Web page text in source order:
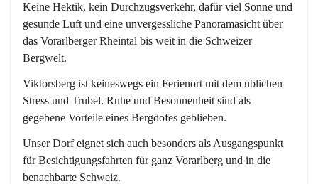
Keine Hektik, kein Durchzugsverkehr, dafür viel Sonne und
gesunde Luft und eine unvergessliche Panoramasicht über
das Vorarlberger Rheintal bis weit in die Schweizer
Bergwelt.
Viktorsberg ist keineswegs ein Ferienort mit dem üblichen
Stress und Trubel. Ruhe und Besonnenheit sind als
gegebene Vorteile eines Bergdofes geblieben.
Unser Dorf eignet sich auch besonders als Ausgangspunkt
für Besichtigungsfahrten für ganz Vorarlberg und in die
benachbarte Schweiz.